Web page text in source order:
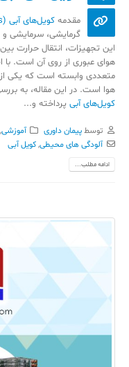
مقدمه کویل‌های آبی (Water Coils)
گرمایشی، سرمایشی
این تجهیزات، انتقال حرارت
هوای عبوری از روی آن است. با
متعددی وابسته است که یکی
هوا است. در این مقاله، به
کویل‌های آبی پرداخته و...
توسطپیمان داوری آموزشی
آلودگی های محیطی,کویل آبی
ادامه مطلب...